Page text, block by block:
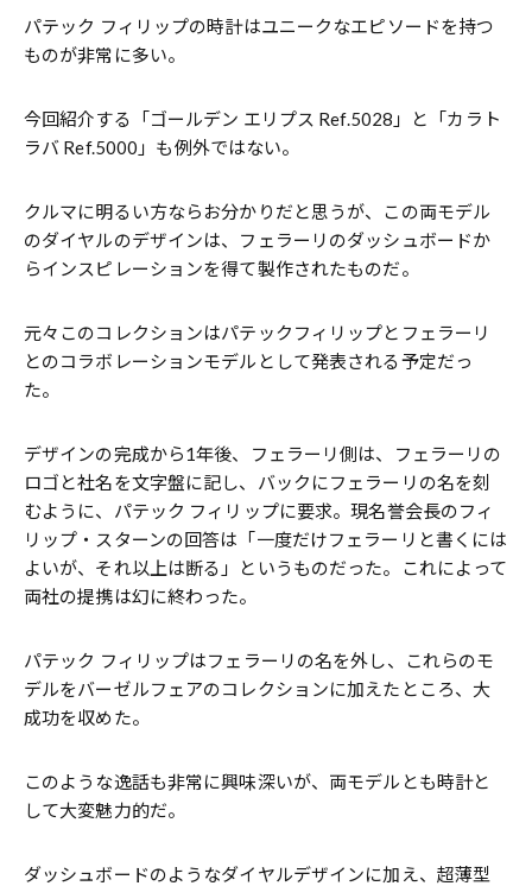
パテック フィリップの時計はユニークなエピソードを持つ
ものが非常に多い。
今回紹介する「ゴールデン エリプス Ref.5028」と「カラト
ラバ Ref.5000」も例外ではない。
クルマに明るい方ならお分かりだと思うが、この両モデル
のダイヤルのデザインは、フェラーリのダッシュボードか
らインスピレーションを得て製作されたものだ。
元々このコレクションはパテックフィリップとフェラーリ
とのコラボレーションモデルとして発表される予定だっ
た。
デザインの完成から1年後、フェラーリ側は、フェラーリの
ロゴと社名を文字盤に記し、バックにフェラーリの名を刻
むように、パテック フィリップに要求。現名誉会長のフィ
リップ・スターンの回答は「一度だけフェラーリと書くには
よいが、それ以上は断る」というものだった。これによって
両社の提携は幻に終わった。
パテック フィリップはフェラーリの名を外し、これらのモ
デルをバーゼルフェアのコレクションに加えたところ、大
成功を収めた。
このような逸話も非常に興味深いが、両モデルとも時計と
して大変魅力的だ。
ダッシュボードのようなダイヤルデザインに加え、超薄型